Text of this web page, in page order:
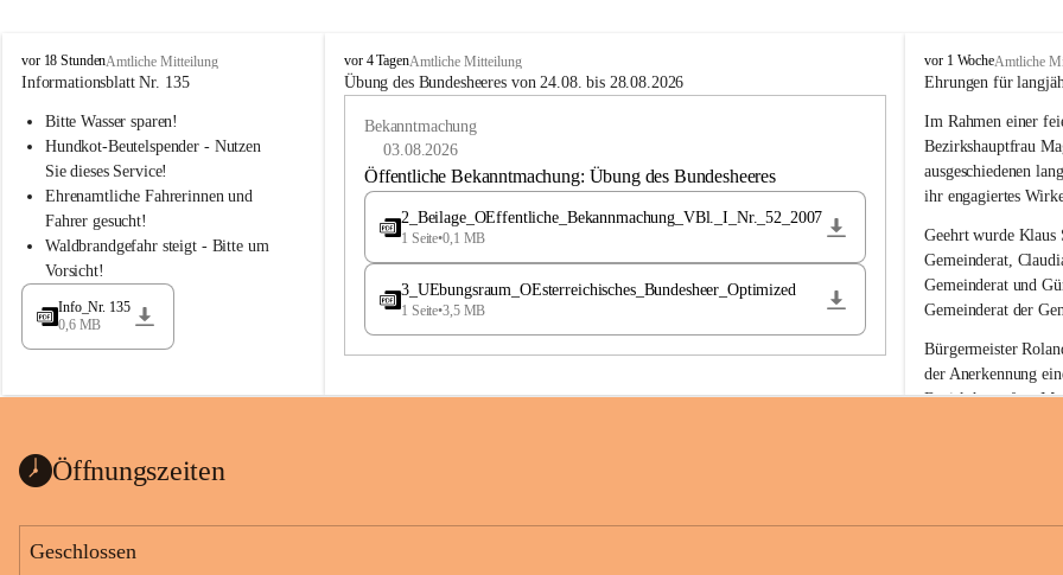
B
u
h
a
d
l
a
vor 18 StundenAmtliche Mitteilung
Informationsblatt Nr. 135
Bitte Wasser sparen!
Hundkot-Beutelspender - Nutzen
Sie dieses Service!
Ehrenamtliche Fahrerinnen und
Fahrer gesucht!
Waldbrandgefahr steigt - Bitte um
Vorsicht!
Info_Nr. 135
0,6 MB
B
u
e
a
vor 4 TagenAmtliche Mitteilung
Übung des Bundesheeres von 24.08. bis 28.08.2026
Bekanntmachung
03.08.2026
Öffentliche Bekanntmachung: Übung des Bundesheeres
2_Beilage_OEffentliche_Bekannmachung_VBl._I_Nr._52_2007
1 Seite•0,1 MB
3_UEbungsraum_OEsterreichisches_Bundesheer_Optimized
1 Seite•3,5 MB
B
u
h
-
S
t
M
a
g
d
a
l
e
n
a
vor 1 WocheAmtliche
Ehrungen für
Im Rahmen einer
Bezirkshauptfrau
ausgeschiedenen
ihr engagiertes
Geehrt wurde Klaus
Gemeinderat,
Gemeinderat und
Gemeinderat der
Bürgermeister
der Anerkennung
Bezirkshauptfrau
Öffnungszeiten
Geschlossen